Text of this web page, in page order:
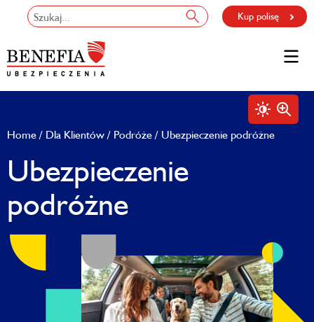
Kup polisę
Home Dla Klientów Podróże Ubezpieczenie podróżne
Ubezpieczenie
podróżne